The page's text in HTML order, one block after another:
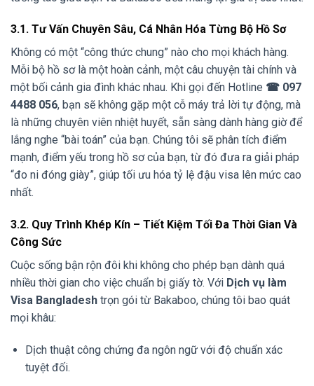
3.1. Tư Vấn Chuyên Sâu, Cá Nhân Hóa Từng Bộ Hồ Sơ
Không có một “công thức chung” nào cho mọi khách hàng.
Mỗi bộ hồ sơ là một hoàn cảnh, một câu chuyện tài chính và
một bối cảnh gia đình khác nhau. Khi gọi đến Hotline ☎ 097
4488 056, bạn sẽ không gặp một cỗ máy trả lời tự động, mà
là những chuyên viên nhiệt huyết, sẵn sàng dành hàng giờ để
lắng nghe “bài toán” của bạn. Chúng tôi sẽ phân tích điểm
mạnh, điểm yếu trong hồ sơ của bạn, từ đó đưa ra giải pháp
“đo ni đóng giày”, giúp tối ưu hóa tỷ lệ đậu visa lên mức cao
nhất.
3.2. Quy Trình Khép Kín – Tiết Kiệm Tối Đa Thời Gian Và
Công Sức
Cuộc sống bận rộn đôi khi không cho phép bạn dành quá
nhiều thời gian cho việc chuẩn bị giấy tờ. Với Dịch vụ làm
Visa Bangladesh trọn gói từ Bakaboo, chúng tôi bao quát
mọi khâu:
Dịch thuật công chứng đa ngôn ngữ với độ chuẩn xác
tuyệt đối.